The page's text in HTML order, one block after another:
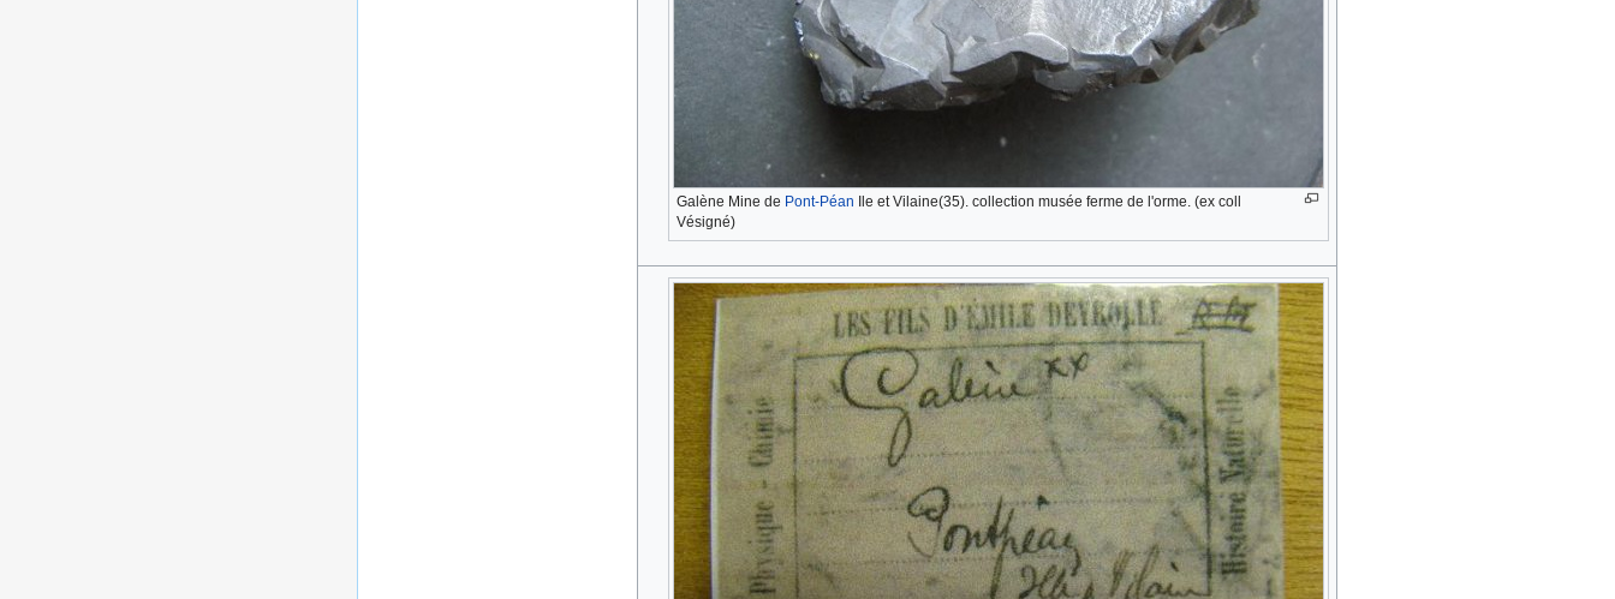
Galène Mine de Pont-Péan Ile et Vilaine(35). collection musée ferme de l'orme. (ex coll
Vésigné)